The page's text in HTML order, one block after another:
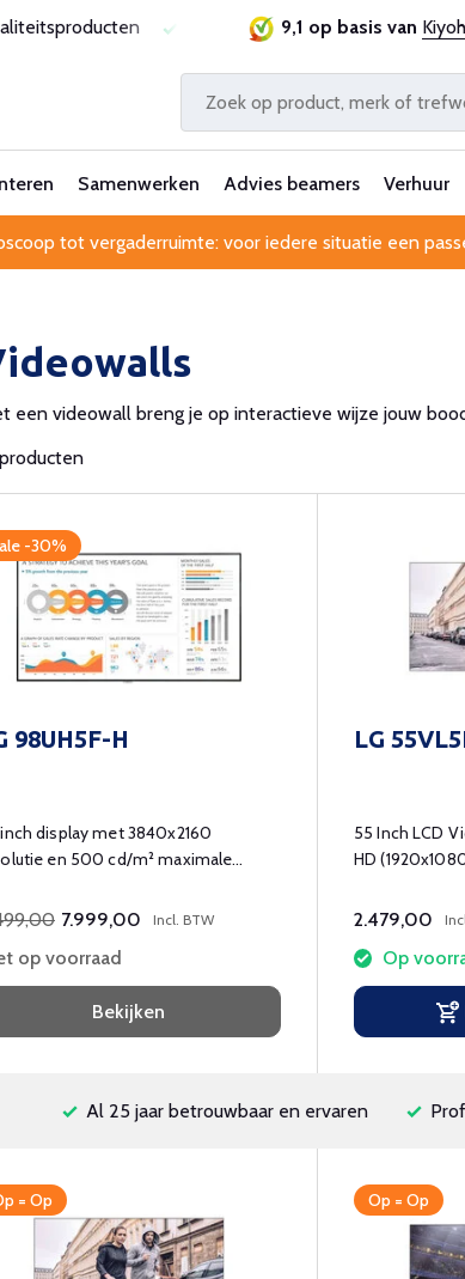
Al 25 jaar betrouwbaar en ervaren
9,1 op basis van
Samenwerken Advies beamers Verhuur
tot vergaderruimte: voor iedere situatie een
een videowall breng je op interactieve wijze jouw
-30%
98UH5F-H
display met 3840x2160
en 500 cd/m² maximale
7.999,00 Incl. BTW
op voorraad
Bekijken
LG
55 Inch LCD
HD
2.479,00
Op
Al 25 jaar betrouwbaar en ervaren
= Op Op = Op